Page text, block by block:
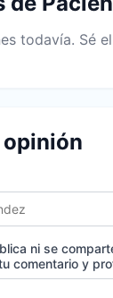
todavía. Sé
opinión
ni se
comentario y